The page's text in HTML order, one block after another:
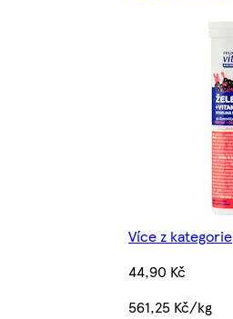
Více z kategorie
44,90 Kč
561,25 Kč/kg